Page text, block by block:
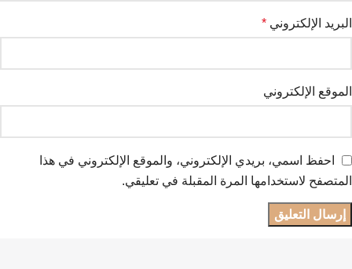
البريد الإلكتروني *
الموقع الإلكتروني
احفظ اسمي، بريدي الإلكتروني، والموقع الإلكتروني في هذا
المتصفح لاستخدامها المرة المقبلة في تعليقي.